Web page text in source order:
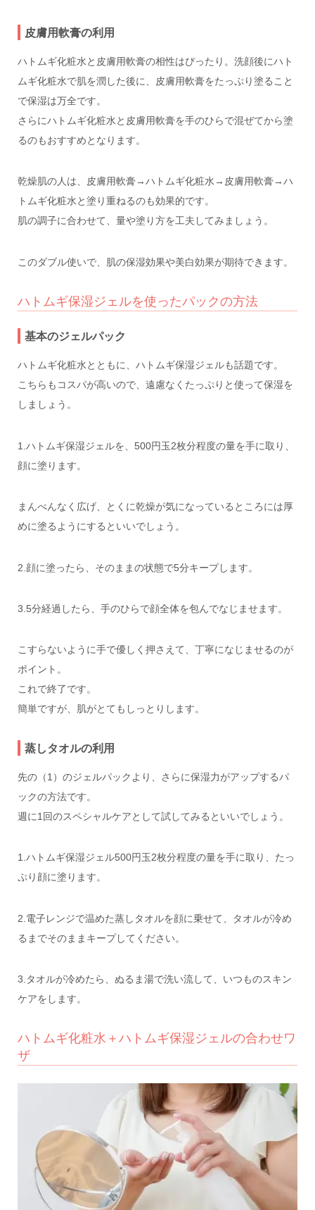
皮膚用軟膏の利用
ハトムギ化粧水と皮膚用軟膏の相性はぴったり。洗顔後にハト
ムギ化粧水で肌を潤した後に、皮膚用軟膏をたっぷり塗ること
で保湿は万全です。
さらにハトムギ化粧水と皮膚用軟膏を手のひらで混ぜてから塗
るのもおすすめとなります。
乾燥肌の人は、皮膚用軟膏→ハトムギ化粧水→皮膚用軟膏→ハ
トムギ化粧水と塗り重ねるのも効果的です。
肌の調子に合わせて、量や塗り方を工夫してみましょう。
このダブル使いで、肌の保湿効果や美白効果が期待できます。
ハトムギ保湿ジェルを使ったパックの方法
基本のジェルパック
ハトムギ化粧水とともに、ハトムギ保湿ジェルも話題です。
こちらもコスパが高いので、遠慮なくたっぷりと使って保湿を
しましょう。
1.ハトムギ保湿ジェルを、500円玉2枚分程度の量を手に取り、
顔に塗ります。
まんべんなく広げ、とくに乾燥が気になっているところには厚
めに塗るようにするといいでしょう。
2.顔に塗ったら、そのままの状態で5分キープします。
3.5分経過したら、手のひらで顔全体を包んでなじませます。
こすらないように手で優しく押さえて、丁寧になじませるのが
ポイント。
これで終了です。
簡単ですが、肌がとてもしっとりします。
蒸しタオルの利用
先の（1）のジェルパックより、さらに保湿力がアップするパ
ックの方法です。
週に1回のスペシャルケアとして試してみるといいでしょう。
1.ハトムギ保湿ジェル500円玉2枚分程度の量を手に取り、たっ
ぷり顔に塗ります。
2.電子レンジで温めた蒸しタオルを顔に乗せて、タオルが冷め
るまでそのままキープしてください。
3.タオルが冷めたら、ぬるま湯で洗い流して、いつものスキン
ケアをします。
ハトムギ化粧水＋ハトムギ保湿ジェルの合わせワ
ザ